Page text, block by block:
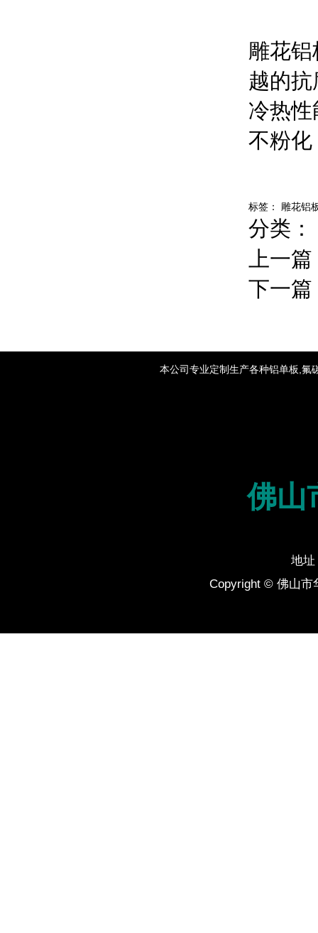
雕花
越的
冷热
不粉化
标签： 雕花铝
分类：
上一
下一篇
本公司专业定制生产各种铝单板,氟
佛山
地址
Copyright © 佛山